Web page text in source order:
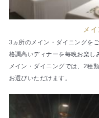
メ
3ヵ所のメイン・ダイニングを
格調高いディナーを毎晩お楽し
メイン・ダイニングでは、2種
お選びいただけます。